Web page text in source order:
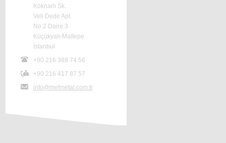
Köknarlı Sk.
Veli Dede Apt.
No:2 Daire:3
Küçükyalı-Maltepe
İstanbul
+90 216 388 74 56
+90 216 417 87 57
info@mefmetal.com.tr